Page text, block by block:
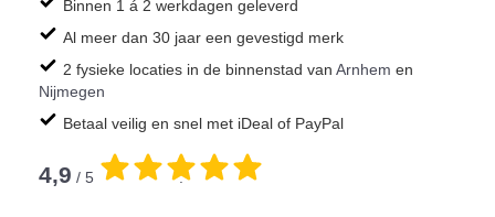
Binnen 1 á 2 werkdagen geleverd
Al meer dan 30 jaar een gevestigd merk
2 fysieke locaties in de binnenstad van Arnhem en
Nijmegen
Betaal veilig en snel met iDeal of PayPal
4,9 / 5 .